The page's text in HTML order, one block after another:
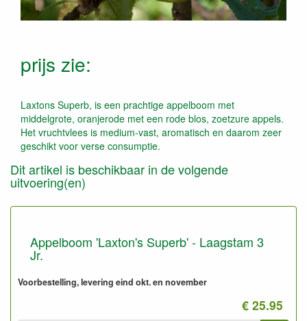
prijs zie:
Laxtons Superb, is een prachtige appelboom met
middelgrote, oranjerode met een rode blos, zoetzure appels.
Het vruchtvlees is medium-vast, aromatisch en daarom zeer
geschikt voor verse consumptie.
Dit artikel is beschikbaar in de volgende
uitvoering(en)
Appelboom 'Laxton's Superb' - Laagstam 3
Jr.
Voorbestelling, levering eind okt. en november
€ 25.95